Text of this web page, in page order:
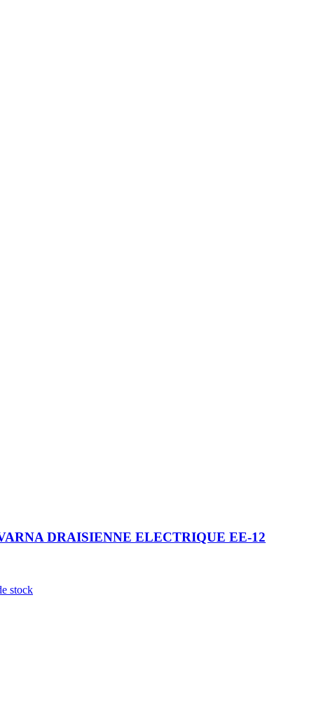
DRAISIENNE ELECTRIQUE EE-12
stock